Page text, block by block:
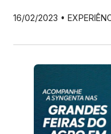
mercado agro
organizadores, a
mais de 384 mil
bilhões em
16/02/2023 •